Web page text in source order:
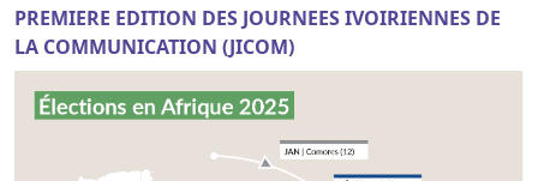
PREMIERE EDITION DES JOURNEES IVOIRIENNES DE
LA COMMUNICATION (JICOM)